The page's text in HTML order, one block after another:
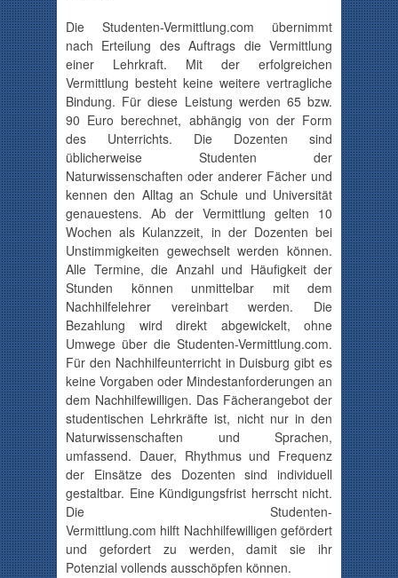
Die Studenten-Vermittlung.com
übernimmt
nach Erteilung des Auftrags die Vermittlung
einer Lehrkraft. Mit der erfolgreichen
Vermittlung besteht keine weitere vertragliche
Bindung. Für diese Leistung werden 65 bzw.
90 Euro berechnet, abhängig von der Form
des Unterrichts. Die Dozenten sind
üblicherweise Studenten der
Naturwissenschaften oder anderer Fächer und
kennen den Alltag an Schule und Universität
genauestens. Ab der Vermittlung gelten 10
Wochen als Kulanzzeit, in der Dozenten bei
Unstimmigkeiten gewechselt werden können.
Alle Termine, die Anzahl und Häufigkeit der
Stunden können unmittelbar mit dem
Nachhilfelehrer vereinbart werden. Die
Bezahlung wird direkt abgewickelt, ohne
Umwege über die Studenten-Vermittlung.com.
Für den Nachhilfeunterricht in Duisburg gibt es
keine Vorgaben oder Mindestanforderungen an
dem Nachhilfewilligen. Das Fächerangebot der
studentischen Lehrkräfte ist, nicht nur in den
Naturwissenschaften und Sprachen,
umfassend. Dauer, Rhythmus und Frequenz
der Einsätze des Dozenten sind individuell
gestaltbar. Eine Kündigungsfrist herrscht nicht.
Die
Studenten-
Vermittlung.com hilft Nachhilfewilligen gefördert
und gefordert zu werden, damit sie ihr
Potenzial vollends ausschöpfen können.